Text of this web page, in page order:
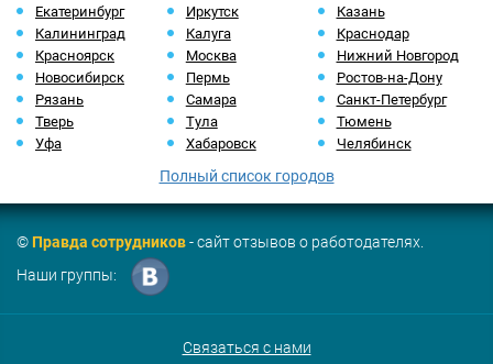
Екатеринбург
Иркутск
Казань
Калининград
Калуга
Краснодар
Красноярск
Москва
Нижний Новгород
Новосибирск
Пермь
Ростов-на-Дону
Рязань
Самара
Санкт-Петербург
Тверь
Тула
Тюмень
Уфа
Хабаровск Челябинск
Полный список городов
©Правда сотрудников- сайт отзывов о работодателях.
Наши группы:
Связаться с нами